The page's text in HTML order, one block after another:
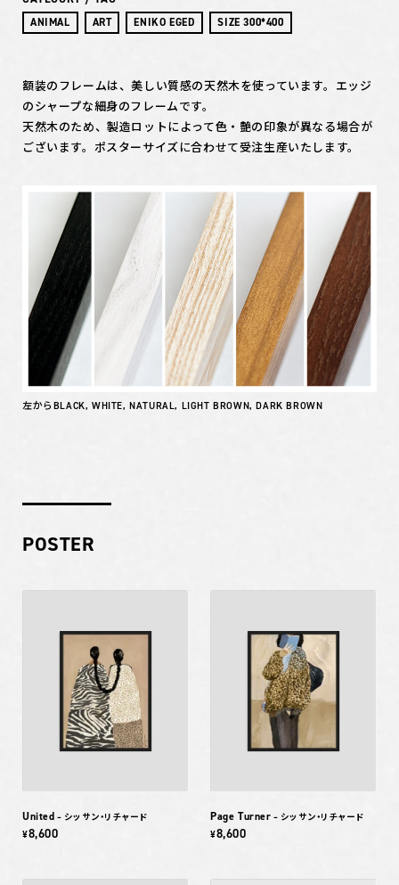
ANIMAL ART ENIKO EGED SIZE 300*400
額装のフレームは、美しい質感の天然木を使っています。エッジ
のシャープな細身のフレームです。
天然木のため、製造ロットによって色・艶の印象が異なる場合が
ございます。ポスターサイズに合わせて受注生産いたします。
左からBLACK, WHITE, NATURAL, LIGHT BROWN, DARK BROWN
POSTER
United – シッサン・リチャード
¥8,600
Page Turner – シッサン・リチャード
¥8,600